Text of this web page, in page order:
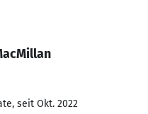
seit Okt. 2022